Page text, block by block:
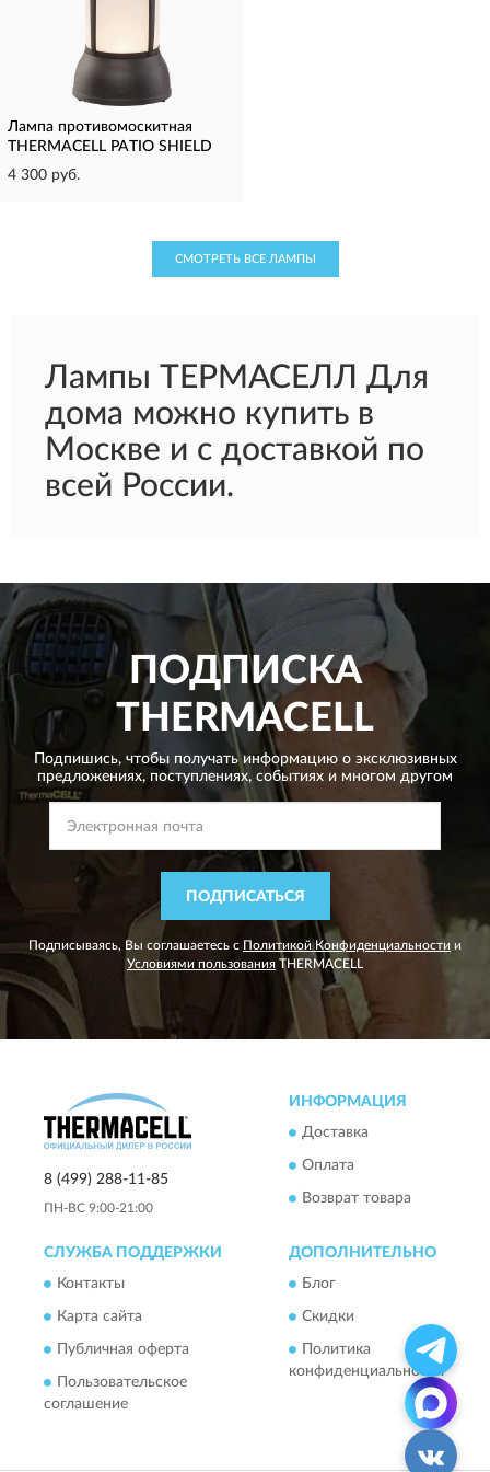
Лампа противомоскитная
THERMACELL PATIO SHIELD
4 300 руб.
СМОТРЕТЬ ВСЕ ЛАМПЫ
Лампы ТЕРМАСЕЛЛ Для
дома можно купить в
Москве и с доставкой по
всей России.
ПОДПИСКА
THERMACELL
Подпишись, чтобы получать информацию о эксклюзивных
предложениях, поступлениях, событиях и многом другом
ПОДПИСАТЬСЯ
Подписываясь, Вы соглашаетесь с Политикой Конфиденциальности и
Условиями пользования THERMACELL
8 (499) 288-11-85
ПН-ВС 9:00-21:00
ИНФОРМАЦИЯ
Доставка
Оплата
Возврат товара
СЛУЖБА ПОДДЕРЖКИ
Контакты
Карта сайта
Публичная оферта
Пользовательское
соглашение
ДОПОЛНИТЕЛЬНО
Блог
Скидки
Политика
конфиденциальности